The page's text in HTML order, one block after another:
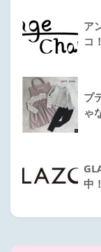
ア
コ
プ
ゃ
中！